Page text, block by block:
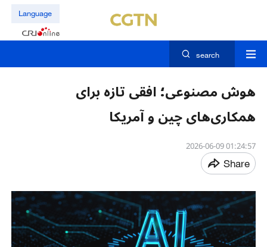
Language
search
هوش مصنوعی؛ افقی تازه برای
همکاری‌های چین و آمریکا
01:24:57 2026-06-09
Share